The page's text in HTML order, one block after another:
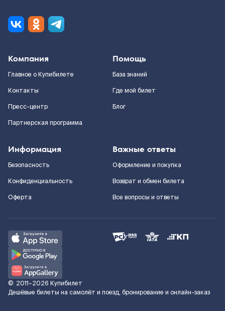
Компания
Главное о Купибилете
Контакты
Пресс-центр
Партнерская программа
Помощь
База знаний
Где мой билет
Блог
Информация
Безопасность
Конфиденциальность
Оферта
Важные ответы
Оформление и покупка
Возврат и обмен билета
Все вопросы и ответы
© 2011–2026 Купибилет
Дешёвые билеты на самолёт и поезд, бронирование и онлайн-заказ